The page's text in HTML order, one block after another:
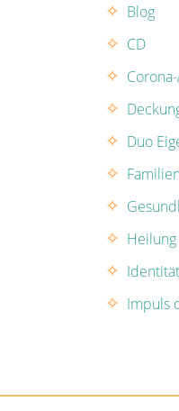
Blog
CD
Duo
Identität
Impuls